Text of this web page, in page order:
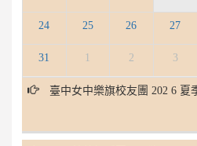
24 25 26 27
31 1 2 3
演
稱
演
期
臺中女中樂旗校友團 202 6